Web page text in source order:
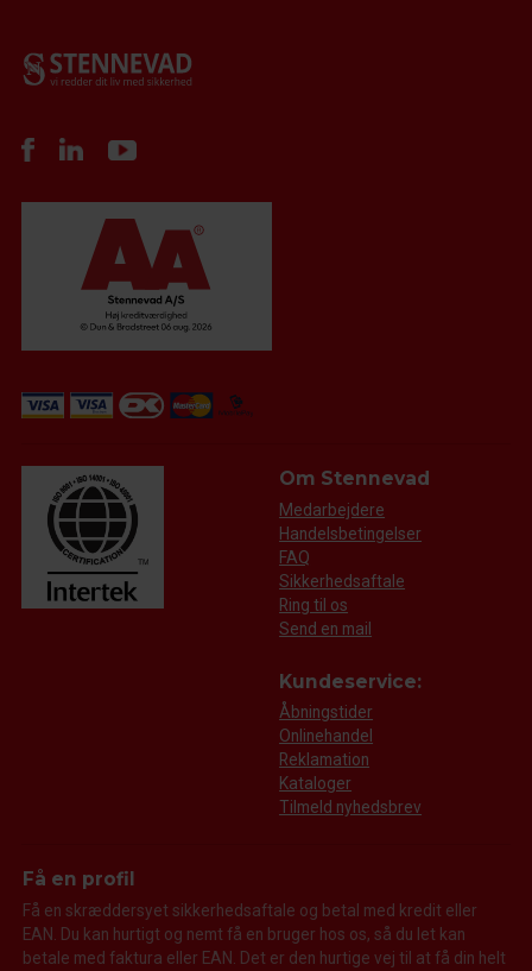
Om Stennevad
Medarbejdere
Handelsbetingelser
FAQ
Sikkerhedsaftale
Ring til os
Send en mail
Kundeservice:
Åbningstider
Onlinehandel
Reklamation
Kataloger
Tilmeld nyhedsbrev
Få en profil
Få en skræddersyet sikkerhedsaftale og betal med kredit eller
EAN. Du kan hurtigt og nemt få en bruger hos os, så du let kan
betale med faktura eller EAN. Det er den hurtige vej til at få din helt